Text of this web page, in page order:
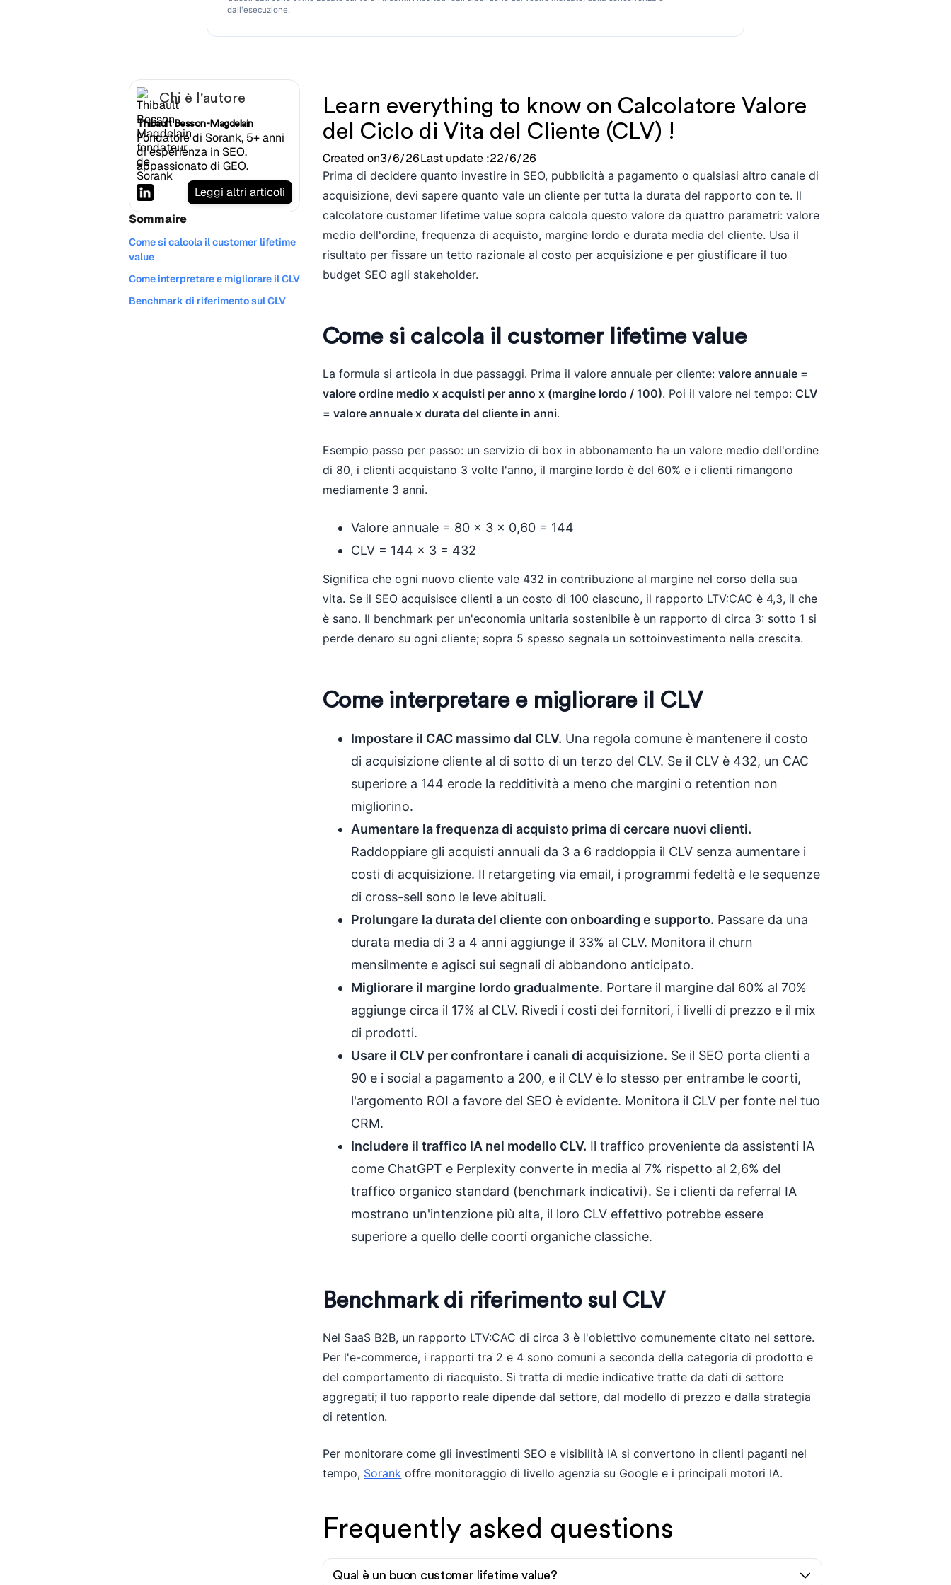
dall'esecuzione.
Chi è l'autore
Thibault Besson-Magdelain
Fondatore di Sorank, 5+ anni
di esperienza in SEO,
appassionato di GEO.
Leggi altri articoli
Sommaire
Come si calcola il customer lifetime
value
Come interpretare e migliorare il CLV
Benchmark di riferimento sul CLV
Learn everything to know on Calcolatore Valore
del Ciclo di Vita del Cliente (CLV) !
Created on3/6/26Last update :22/6/26
Prima di decidere quanto investire in SEO, pubblicità a pagamento o qualsiasi altro canale di
acquisizione, devi sapere quanto vale un cliente per tutta la durata del rapporto con te. Il
calcolatore customer lifetime value sopra calcola questo valore da quattro parametri: valore
medio dell'ordine, frequenza di acquisto, margine lordo e durata media del cliente. Usa il
risultato per fissare un tetto razionale al costo per acquisizione e per giustificare il tuo
budget SEO agli stakeholder.
Come si calcola il customer lifetime value
La formula si articola in due passaggi. Prima il valore annuale per cliente:valore annuale =
valore ordine medio x acquisti per anno x (margine lordo / 100). Poi il valore nel tempo: CLV
= valore annuale x durata del cliente in anni.
Esempio passo per passo: un servizio di box in abbonamento ha un valore medio dell'ordine
di 80, i clienti acquistano 3 volte l'anno, il margine lordo è del 60% e i clienti rimangono
mediamente 3 anni.
Valore annuale = 80 x 3 x 0,60 = 144
CLV = 144 x 3 = 432
Significa che ogni nuovo cliente vale 432 in contribuzione al margine nel corso della sua
vita. Se il SEO acquisisce clienti a un costo di 100 ciascuno, il rapporto LTV:CAC è 4,3, il che
è sano. Il benchmark per un'economia unitaria sostenibile è un rapporto di circa 3: sotto 1 si
perde denaro su ogni cliente; sopra 5 spesso segnala un sottoinvestimento nella crescita.
Come interpretare e migliorare il CLV
Impostare il CAC massimo dal CLV. Una regola comune è mantenere il costo
di acquisizione cliente al di sotto di un terzo del CLV. Se il CLV è 432, un CAC
superiore a 144 erode la redditività a meno che margini o retention non
migliorino.
Aumentare la frequenza di acquisto prima di cercare nuovi clienti.
Raddoppiare gli acquisti annuali da 3 a 6 raddoppia il CLV senza aumentare i
costi di acquisizione. Il retargeting via email, i programmi fedeltà e le sequenze
di cross-sell sono le leve abituali.
Prolungare la durata del cliente con onboarding e supporto. Passare da una
durata media di 3 a 4 anni aggiunge il 33% al CLV. Monitora il churn
mensilmente e agisci sui segnali di abbandono anticipato.
Migliorare il margine lordo gradualmente. Portare il margine dal 60% al 70%
aggiunge circa il 17% al CLV. Rivedi i costi dei fornitori, i livelli di prezzo e il mix
di prodotti.
Usare il CLV per confrontare i canali di acquisizione. Se il SEO porta clienti a
90 e i social a pagamento a 200, e il CLV è lo stesso per entrambe le coorti,
l'argomento ROI a favore del SEO è evidente. Monitora il CLV per fonte nel tuo
CRM.
Includere il traffico IA nel modello CLV. Il traffico proveniente da assistenti IA
come ChatGPT e Perplexity converte in media al 7% rispetto al 2,6% del
traffico organico standard (benchmark indicativi). Se i clienti da referral IA
mostrano un'intenzione più alta, il loro CLV effettivo potrebbe essere
superiore a quello delle coorti organiche classiche.
Benchmark di riferimento sul CLV
Nel SaaS B2B, un rapporto LTV:CAC di circa 3 è l'obiettivo comunemente citato nel settore.
Per l'e-commerce, i rapporti tra 2 e 4 sono comuni a seconda della categoria di prodotto e
del comportamento di riacquisto. Si tratta di medie indicative tratte da dati di settore
aggregati; il tuo rapporto reale dipende dal settore, dal modello di prezzo e dalla strategia
di retention.
Per monitorare come gli investimenti SEO e visibilità IA si convertono in clienti paganti nel
tempo, Sorank offre monitoraggio di livello agenzia su Google e i principali motori IA.
Frequently asked questions
Qual è un buon customer lifetime value?